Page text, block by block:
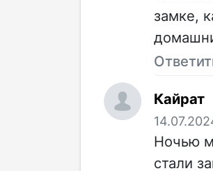
замке,
Кайрат
Ночью
стали